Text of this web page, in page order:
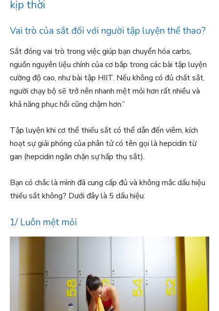
kịp thời
Vai trò của sắt đối với người tập luyện thể thao?
Sắt đóng vai trò trong việc giúp bạn chuyển hóa carbs,
nguồn nguyên liệu chính của cơ bắp trong các bài tập luyện
cường độ cao, như bài tập HIIT. Nếu không có đủ chất sắt,
người chạy bộ sẽ trở nên nhanh mệt mỏi hơn rất nhiều và
khả năng phục hồi cũng chậm hơn.”
Tập luyện khi cơ thể thiếu sắt có thể dẫn đến viêm, kích
hoạt sự giải phóng của phân tử có tên gọi là hepcidin từ
gan (hepcidin ngăn chặn sự hấp thụ sắt).
Bạn có chắc là mình đã cung cấp đủ và không mắc dấu hiệu
thiếu sắt không? Dưới đây là 5 dấu hiệu:
1/ Luôn mệt mỏi